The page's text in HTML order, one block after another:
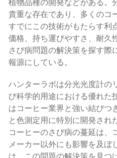
植物品種の開発などがある。
貴重な存在であり、多くのコ
すでにこの技術がもたらす利
価格、持ち運びやすさ、耐久
さび病問題の解決策を探す際
報源にしている。
ハンターラボは分光光度計の
び科学的用途における優れた
はコーヒー業界と強い結びつ
と色測定用に特別に開発され
コーヒーのさび病の蔓延は、
メーカー以外にも影響を及ぼ